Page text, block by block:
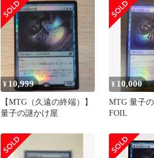
¥ 10,999
【MTG（久遠の終端）】
量子の謎かけ屋
¥ 10,000
MTG 量子
FOIL